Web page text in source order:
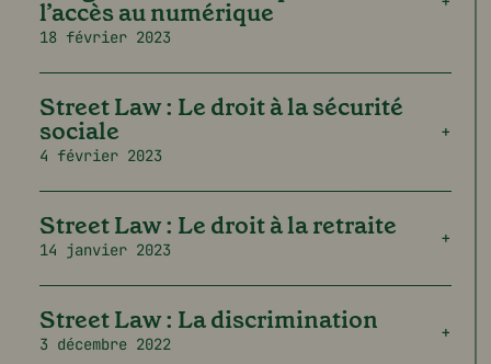
l’accès au numérique
18 février 2023
Street Law : Le droit à la sécurité
sociale
4 février 2023
Street Law : Le droit à la retraite
14 janvier 2023
Street Law : La discrimination
3 décembre 2022
certains pouvoirs publics peut-elle
être menacée d’existence du seul fait
Du café associatif au service
public de proximité : un modèle
d’ancrage local
de leur quartier, le Café associatif
des Tilleuls s’est construit comme un
générations.
Grâce à un fonctionnement démocratique,